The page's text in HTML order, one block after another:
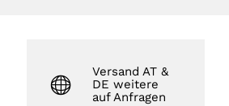
Versand AT &
DE weitere
auf Anfragen